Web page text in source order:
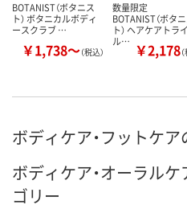
BOTANIST（ボタニス
ト） ボタニカルボディ
ースクラブ …
￥1,738～（税込）
数量限定
BOTANIST（ボタ
ト） ヘアケアトラ
ル… ￥2,178
ボディケア・フットケ
ボディケア・オーラルケ
ゴリー